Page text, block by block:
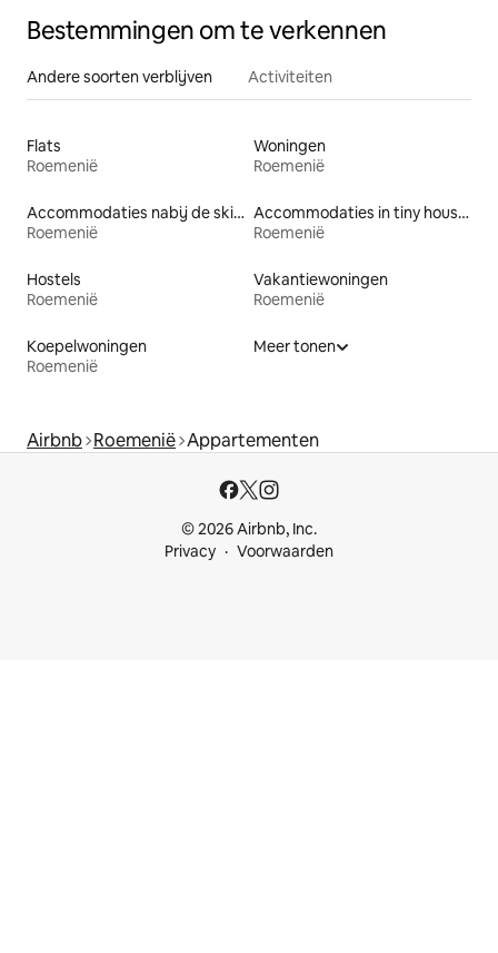
Bestemmingen om te verkennen
Andere soorten verblijven Activiteiten
Flats
Roemenië
Woningen
Roemenië
Accommodaties nabij de skipiste
Roemenië
Accommodaties in tiny houses
Roemenië
Hostels
Roemenië
Vakantiewoningen
Roemenië
Koepelwoningen
Roemenië
Meer tonen
Airbnb Roemenië Appartementen
© 2026 Airbnb, Inc.
Privacy
Voorwaarden